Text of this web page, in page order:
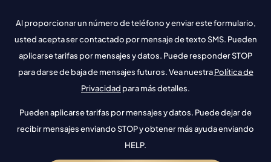
Al proporcionar un número de teléfono y enviar este formulario,
usted acepta ser contactado por mensaje de texto SMS. Pueden
aplicarse tarifas por mensajes y datos. Puede responder STOP
para darse de baja de mensajes futuros. Vea nuestraPolítica de
Privacidad para más detalles.
Pueden aplicarse tarifas por mensajes y datos. Puede dejar de
recibir mensajes enviando STOP y obtener más ayuda enviando
HELP.